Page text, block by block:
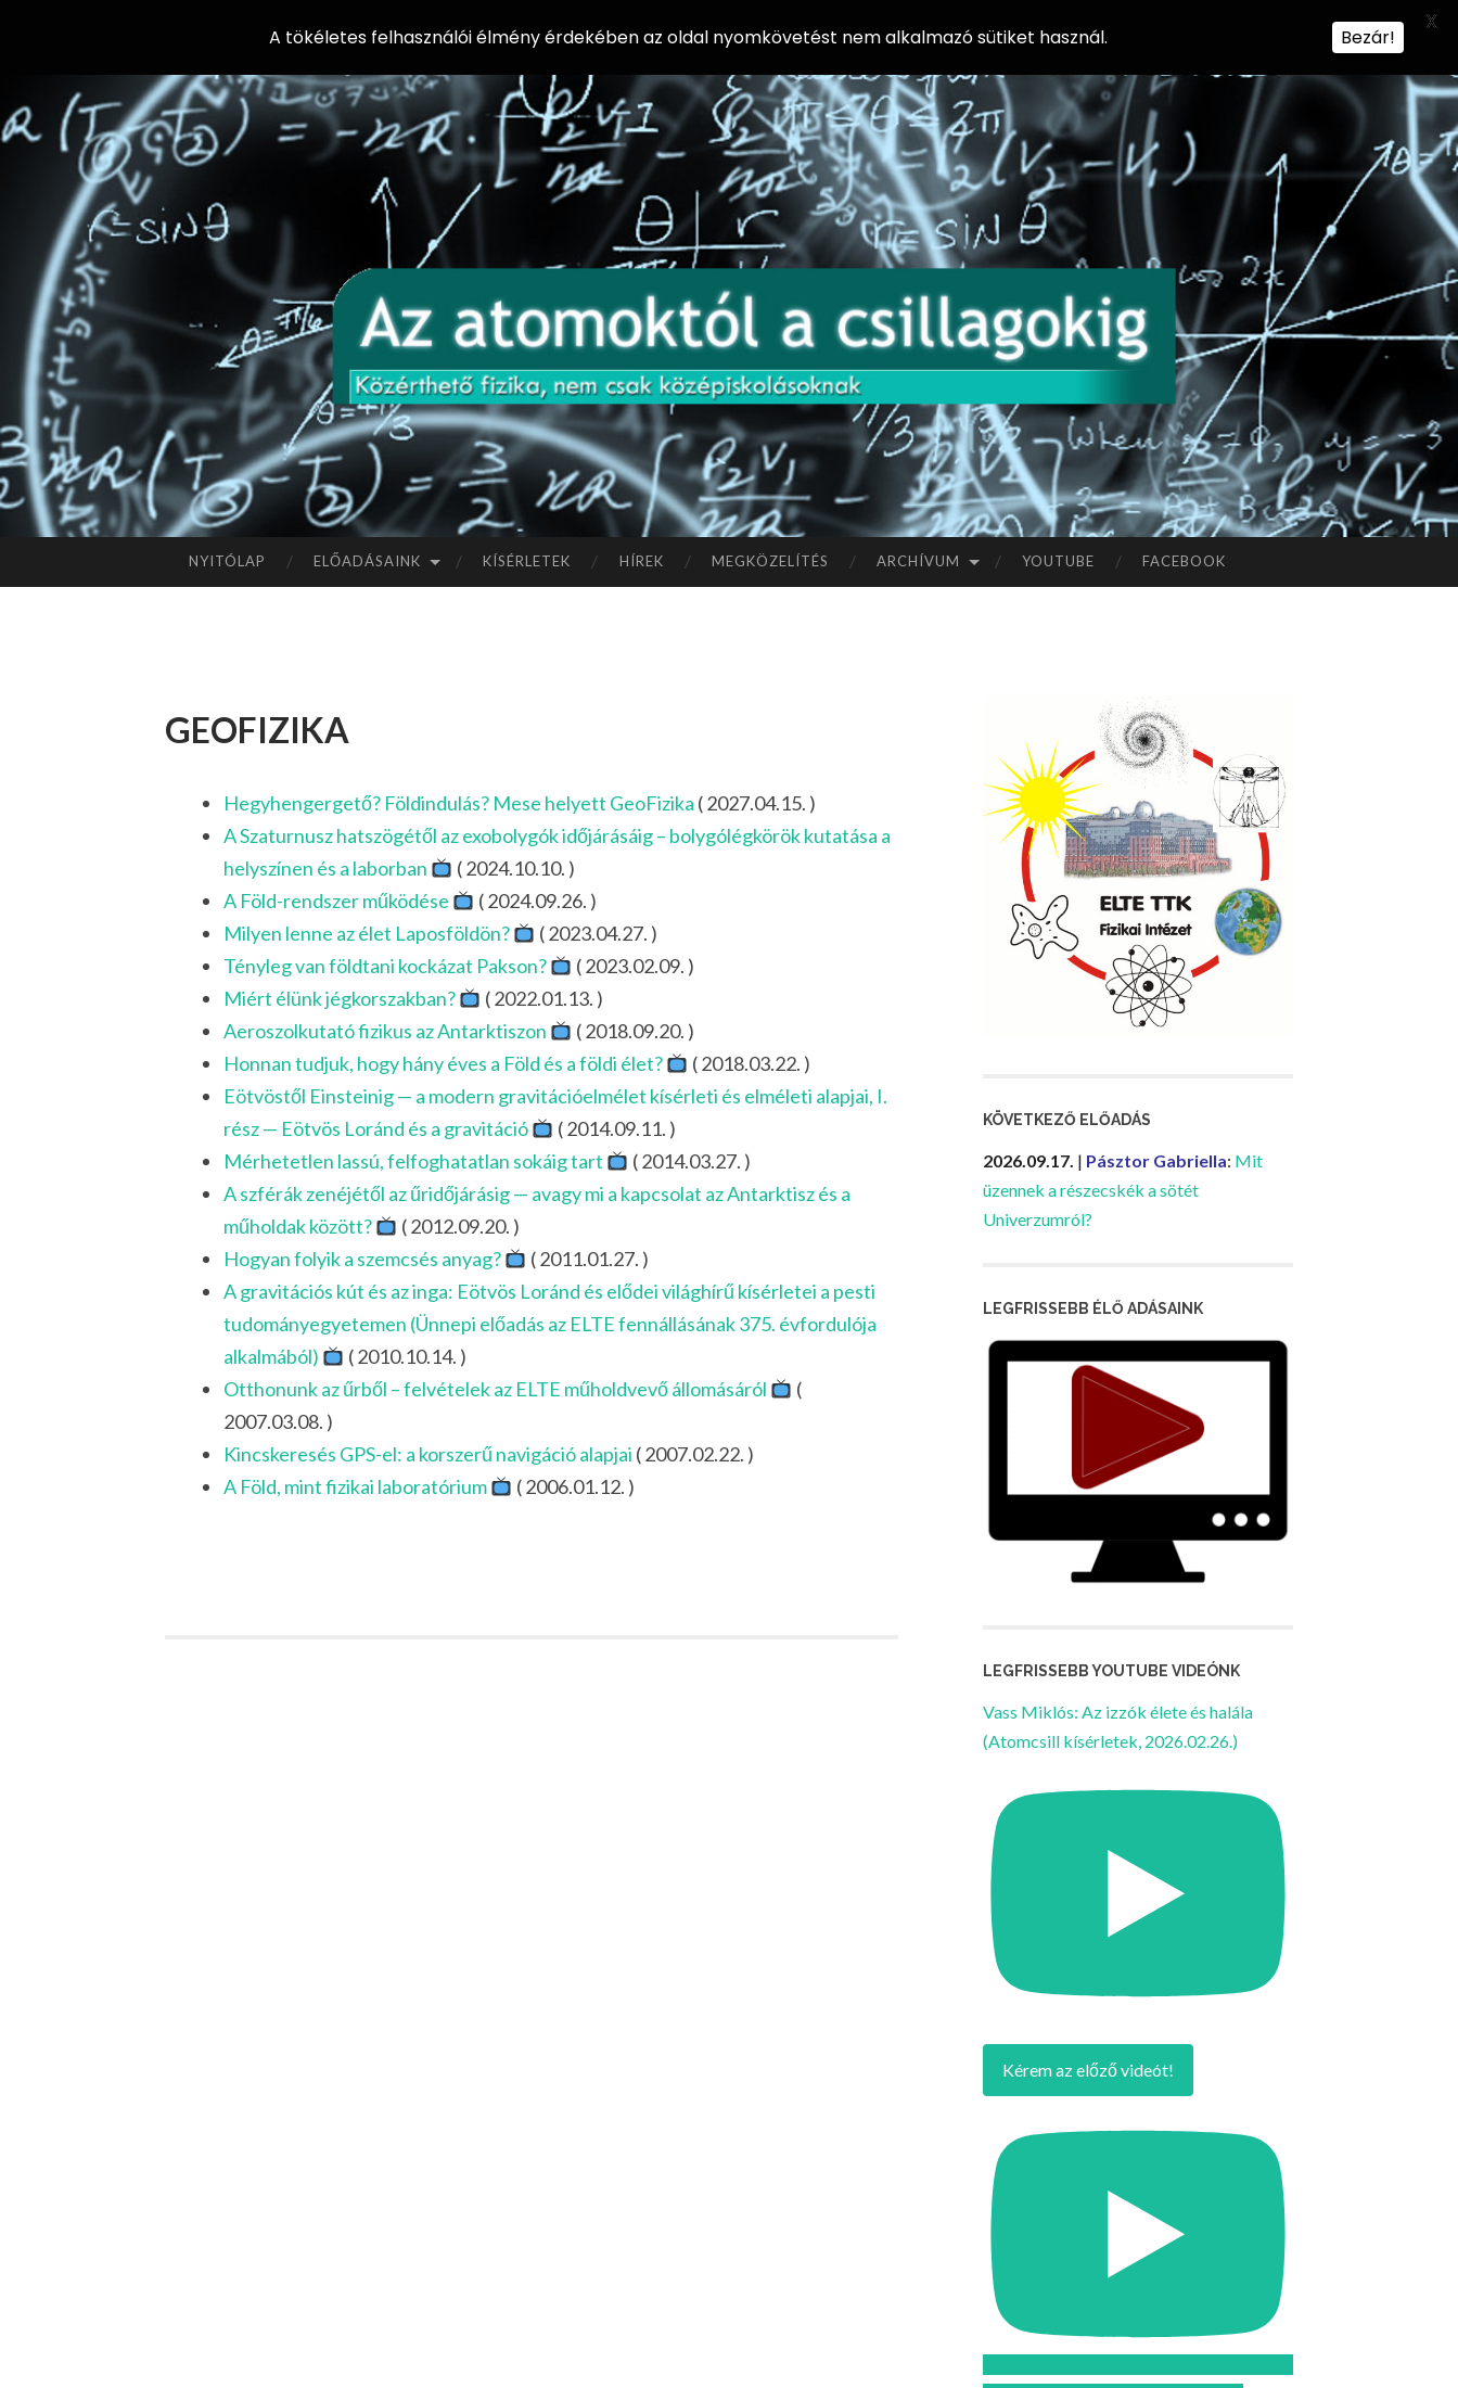
AZ
AT
OM
OK
TÓ
L A
IG
Előadássorozat
középiskolásoknak
az ELTE
Természettudományi
Kar Fizikai
Intézetében
A
NYITÓLAP ELŐADÁSAINK KÍSÉRLETEK HÍREK MEGKÖZELÍTÉS ARCHÍVUM YOUTUBE FACEBOOK
geofizika
Hegyhengergető? Földindulás? Mese helyett GeoFizika ( 2027.04.15. )
A Szaturnusz hatszögétől az exobolygók időjárásáig – bolygólégkörök kutatása a
helyszínen és a laborban
( 2024.10.10. )
A Föld-rendszer működése
( 2024.09.26. )
Milyen lenne az élet Laposföldön?
( 2023.04.27. )
Tényleg van földtani kockázat Pakson?
( 2023.02.09. )
Miért élünk jégkorszakban?
( 2022.01.13. )
Aeroszolkutató fizikus az Antarktiszon
( 2018.09.20. )
Honnan tudjuk, hogy hány éves a Föld és a földi élet?
( 2018.03.22. )
Eötvöstől Einsteinig — a modern gravitációelmélet kísérleti és elméleti alapjai, I.
rész — Eötvös Loránd és a gravitáció
( 2014.09.11. )
Mérhetetlen lassú, felfoghatatlan sokáig tart
( 2014.03.27. )
A szférák zenéjétől az űridőjárásig — avagy mi a kapcsolat az Antarktisz és a
műholdak között?
( 2012.09.20. )
Hogyan folyik a szemcsés anyag?
( 2011.01.27. )
A gravitációs kút és az inga: Eötvös Loránd és elődei világhírű kísérletei a pesti
tudományegyetemen (Ünnepi előadás az ELTE fennállásának 375. évfordulója
alkalmából)
( 2010.10.14. )
Otthonunk az űrből – felvételek az ELTE műholdvevő állomásáról
(
2007.03.08. )
Kincskeresés GPS-el: a korszerű navigáció alapjai ( 2007.02.22. )
A Föld, mint fizikai laboratórium
( 2006.01.12. )
KÖVETKEZŐ ELŐADÁS
2026.09.17. | Pásztor Gabriella: Mit
üzennek a részecskék a sötét
Univerzumról?
LEGFRISSEBB ÉLŐ ADÁSAINK
LEGFRISSEBB YOUTUBE VIDEÓNK
Vass Miklós: Az izzók élete és halála
(Atomcsill kísérletek, 2026.02.26.)
Kérem az előző videót!
A tökéletes felhasználói élmény érdekében az oldal nyomkövetést nem alkalmazó sütiket használ. Bezár!
X